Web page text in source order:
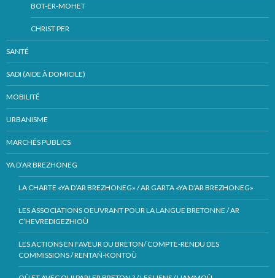
BOT-ER-MOHET
CHRIST PER
SANTÉ
SADI (AIDE À DOMICILE)
MOBILITÉ
URBANISME
MARCHÉS PUBLICS
YA D’AR BREZHONEG
LA CHARTE «YA D’AR BREZHONEG» / AR GARTA «YA D’AR BREZHONEG»
LES ASSOCIATIONS OEUVRANT POUR LA LANGUE BRETONNE / AR
C’HEVREDIGEZHIOÙ
LES ACTIONS EN FAVEUR DU BRETON/ COMPTE-RENDU DES
COMMISSIONS / RENTAÑ-KONTOÙ